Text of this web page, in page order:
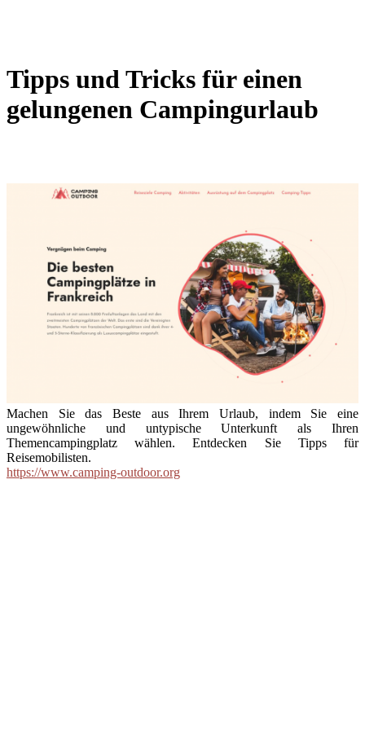
Tipps und Tricks für einen
gelungenen Campingurlaub
Machen Sie das Beste aus Ihrem Urlaub, indem Sie eine
ungewöhnliche und untypische Unterkunft als Ihren
Themencampingplatz wählen. Entdecken Sie Tipps für
Reisemobilisten.
https://www.camping-outdoor.org